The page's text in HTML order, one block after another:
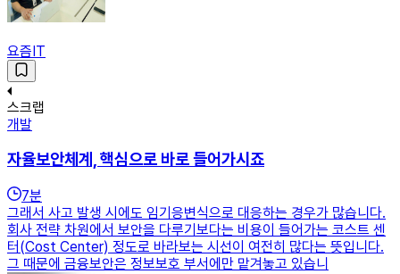
요즘IT
스크랩
개발
자율보안체계, 핵심으로 바로 들어가시죠
7분
그래서 사고 발생 시에도 임기응변식으로 대응하는 경우가 많습니다.
회사 전략 차원에서 보안을 다루기보다는 비용이 들어가는 코스트 센
터(Cost Center) 정도로 바라보는 시선이 여전히 많다는 뜻입니다.
그 때문에 금융보안은 정보보호 부서에만 맡겨놓고 있습니